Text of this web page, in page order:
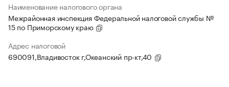
Наименование налогового органа
Межрайонная инспекция Федеральной налоговой службы №
15 по Приморскому краю
Адрес налоговой
690091,Владивосток г,Океанский пр-кт,40